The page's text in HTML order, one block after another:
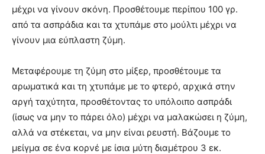
μέχρι να γίνουν σκόνη. Προσθέτουμε περίπου 100 γρ.
από τα ασπράδια και τα χτυπάμε στο μούλτι μέχρι να
γίνουν μια εύπλαστη ζύμη.
Μεταφέρουμε τη ζύμη στο μίξερ, προσθέτουμε τα
αρωματικά και τη χτυπάμε με το φτερό, αρχικά στην
αργή ταχύτητα, προσθέτοντας το υπόλοιπο ασπράδι
(ίσως να μην το πάρει όλο) μέχρι να μαλακώσει η ζύμη,
αλλά να στέκεται, να μην είναι ρευστή. Βάζουμε το
μείγμα σε ένα κορνέ με ίσια μύτη διαμέτρου 3 εκ.